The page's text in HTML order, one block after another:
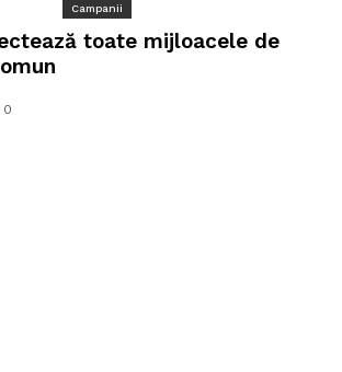
Campanii
toate mijloacele de
0